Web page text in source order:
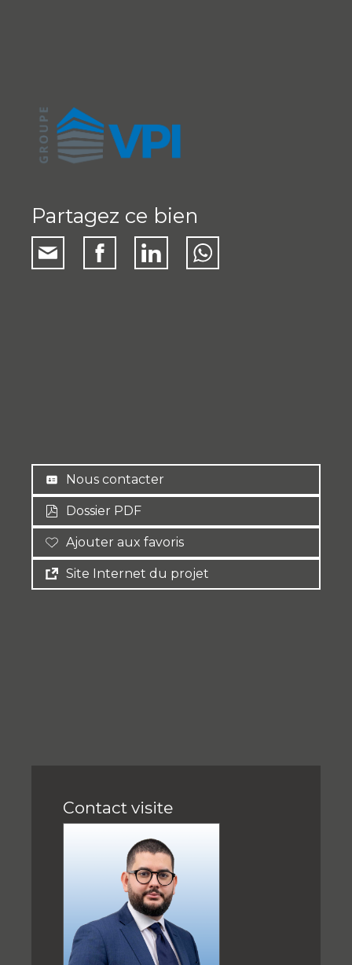
Partagez ce bien
Nous contacter
Dossier PDF
Ajouter aux favoris
Site Internet du projet
Contact visite